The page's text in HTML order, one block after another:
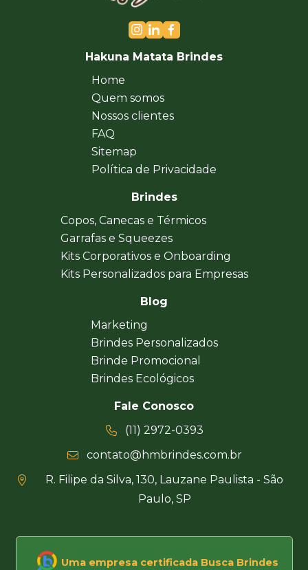
Hakuna Matata Brindes
Home
Quem somos
Nossos clientes
FAQ
Sitemap
Política de Privacidade
Brindes
Copos, Canecas e Térmicos
Garrafas e Squeezes
Kits Corporativos e Onboarding
Kits Personalizados para Empresas
Blog
Marketing
Brindes Personalizados
Brinde Promocional
Brindes Ecológicos
Fale Conosco
(11) 2972-0393
contato@hmbrindes.com.br
R. Filipe da Silva, 130, Lauzane Paulista - São
Paulo, SP
Uma empresa certificada Busca Brindes